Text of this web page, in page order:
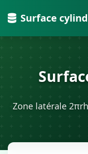
Surface
Zone latérale